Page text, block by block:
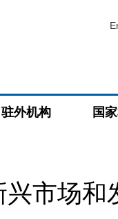
驻外机构 国
市场和